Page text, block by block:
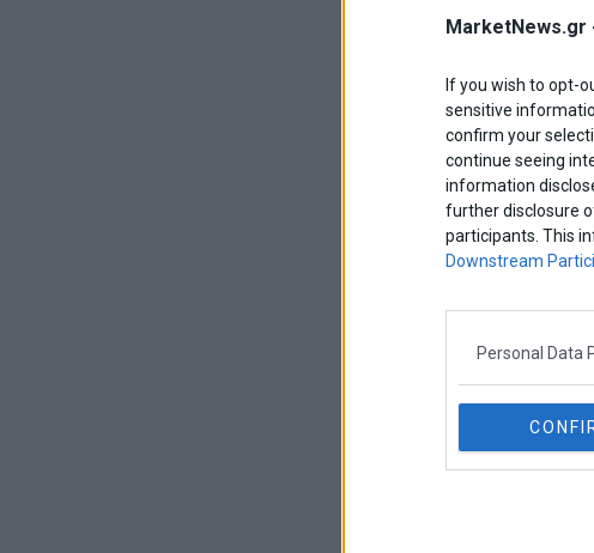
MarketNews.gr
If you wish to opt-
sensitive
confirm your
continue seeing
information
further disclosure
participants. This
Downstream
Personal Data